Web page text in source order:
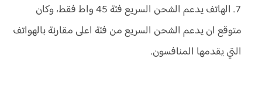
الهاتف يدعم الشحن السريع فئة 45 واط فقط، وكان
متوقع ان يدعم الشحن السريع من فئة اعلى مقارنة بالهواتف
التي يقدمها المنافسون.